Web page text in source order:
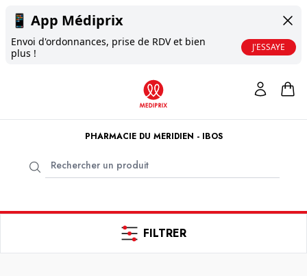
📱 App Médiprix
Envoi d'ordonnances, prise de RDV et bien
plus !
J'ESSAYE
PHARMACIE DU MERIDIEN - IBOS
FILTRER